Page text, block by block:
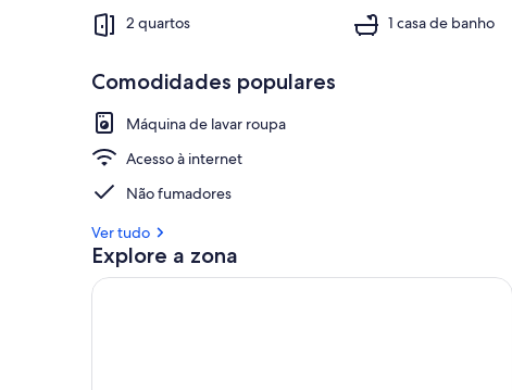
2 quartos 1 casa de banho
Comodidades populares
Máquina de lavar roupa
Acesso à internet
Não fumadores
Ver tudo
Explore a zona